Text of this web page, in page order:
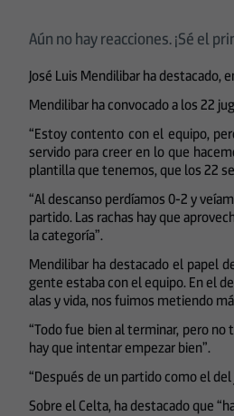
Aún no hay reacciones. ¡Sé el
José Luis Mendilibar ha destacado,
Mendilibar ha convocado a los 22
“Estoy contento con el equipo,
servido para creer en lo que
plantilla que tenemos, que los 22
“Al descanso perdíamos 0-2 y
partido. Las rachas hay que
la categoría”.
Mendilibar ha destacado el papel
gente estaba con el equipo. En el
alas y vida, nos fuimos metiendo
“Todo fue bien al terminar, pero
hay que intentar empezar bien”.
“Después de un partido como el
Sobre el Celta, ha destacado que